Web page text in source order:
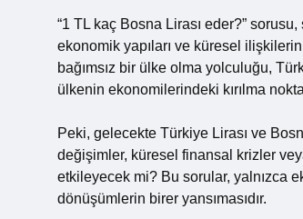
“1 TL kaç Bosna Lirası eder?”
ekonomik yapıları ve küresel
bağımsız bir ülke olma yolculuğu,
ülkenin ekonomilerindeki kırılma
Peki, gelecekte Türkiye Lirası ve
değişimler, küresel finansal krizler
etkileyecek mi? Bu sorular, yalnızca
dönüşümlerin birer yansımasıdır.